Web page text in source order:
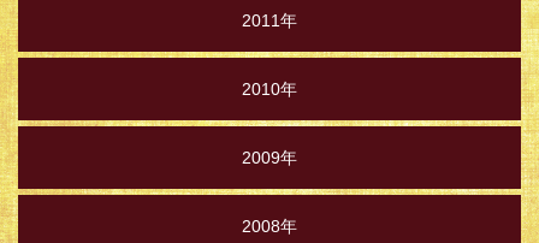
2011年
2010年
2009年
2008年